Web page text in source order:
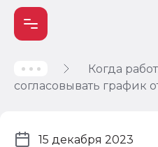
Когда
согласовывать график
15 декабря 2023
Учет и
налогообложение